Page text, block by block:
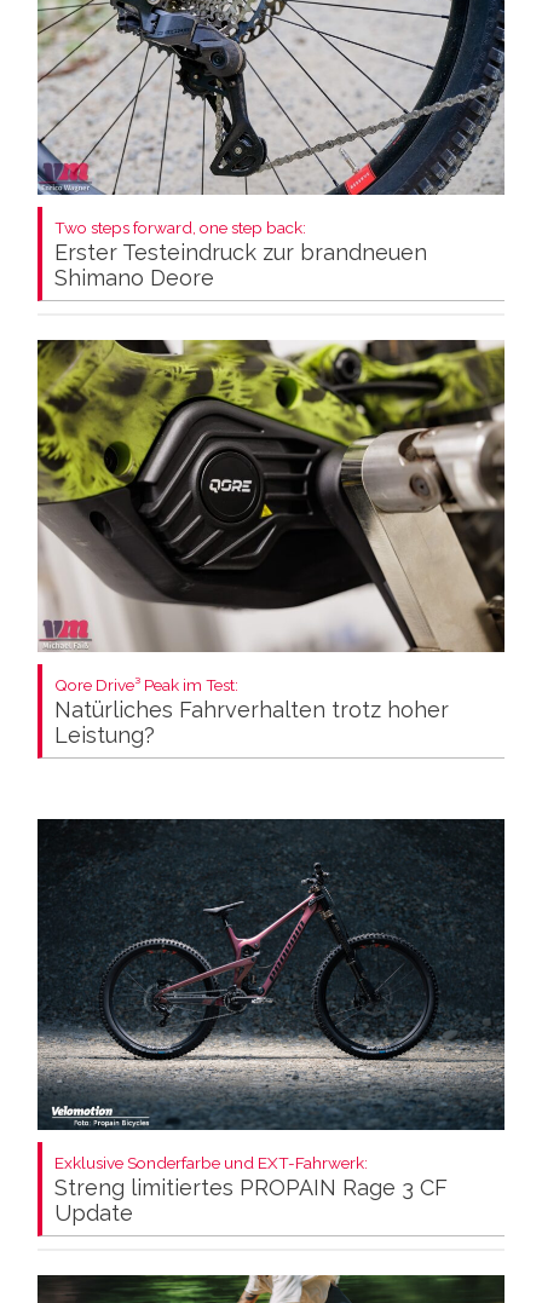
Two steps forward, one step back:
Erster Testeindruck zur brandneuen
Shimano Deore
Qore Drive³ Peak im Test:
Natürliches Fahrverhalten trotz hoher
Leistung?
Exklusive Sonderfarbe und EXT-Fahrwerk:
Streng limitiertes PROPAIN Rage 3 CF
Update